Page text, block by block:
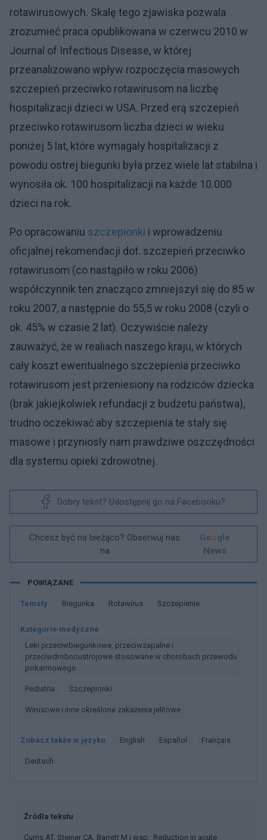
rotawirusowych. Skalę tego zjawiska pozwala
zrozumieć praca opublikowana w czerwcu 2010 w
Journal of Infectious Disease, w której
przeanalizowano wpływ rozpoczęcia masowych
szczepień przeciwko rotawirusom na liczbę
hospitalizacji dzieci w USA. Przed erą szczepień
przeciwko rotawirusom liczba dzieci w wieku
poniżej 5 lat, które wymagały hospitalizacji z
powodu ostrej biegunki była przez wiele lat stabilna i
wynosiła ok. 100 hospitalizacji na każde 10.000
dzieci na rok.
Po opracowaniu szczepionki i wprowadzeniu
oficjalnej rekomendacji dot. szczepień przeciwko
rotawirusom (co nastąpiło w roku 2006)
współczynnik ten znacząco zmniejszył się do 85 w
roku 2007, a następnie do 55,5 w roku 2008 (czyli o
ok. 45% w czasie 2 lat). Oczywiście należy
zauważyć, że w realiach naszego kraju, w których
cały koszt ewentualnego szczepienia przeciwko
rotawirusom jest przeniesiony na rodziców dziecka
(brak jakiejkolwiek refundacji z budżetu państwa),
trudno oczekiwać aby szczepienia te stały się
masowe i przyniosły nam prawdziwe oszczędności
dla systemu opieki zdrowotnej.
Dobry tekst? Udostępnij go na Facebooku?
Chcesz być na bieżąco? Obserwuj nas
na
Google
News
POWIĄZANE
Tematy Biegunka Rotawirus Szczepienie
Kategorie medyczne
Leki przeciwbiegunkowe, przeciwzapalne i
przeciwdrobnoustrojowe stosowane w chorobach przewodu
pokarmowego
Pediatria Szczepionki
Wirusowe i inne określone zakażenia jelitowe
Zobacz także w języku english español français
deutsch
Źródła tekstu
Curns AT, Steiner CA, Barrett M i wsp.: Reduction in acute